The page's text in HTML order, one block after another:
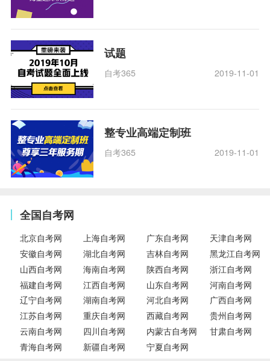
试题
自考365 2019-11-01
整专业高端定制班
自考365 2019-11-01
全国自考网
北京自考网 上海自考网 广东自考网
天津自考网
安徽自考网
湖北自考网 吉林自考网
黑龙江自考网
山西自考网
海南自考网 陕西自考网
浙江自考网
福建自考网
江西自考网 山东自考网
河南自考网
辽宁自考网
湖南自考网 河北自考网
广西自考网
江苏自考网
重庆自考网 西藏自考网
贵州自考网
云南自考网
四川自考网 内蒙古自考网
甘肃自考网
青海自考网
新疆自考网 宁夏自考网